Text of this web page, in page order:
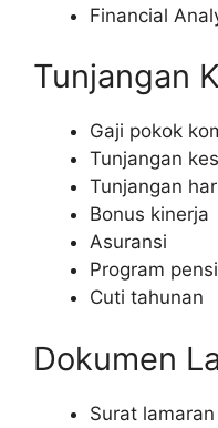
Financial
Tunjangan
Gaji pokok
Tunjangan
Tunjangan
Bonus kinerja
Asuransi
Program
Cuti tahunan
Dokumen
Surat